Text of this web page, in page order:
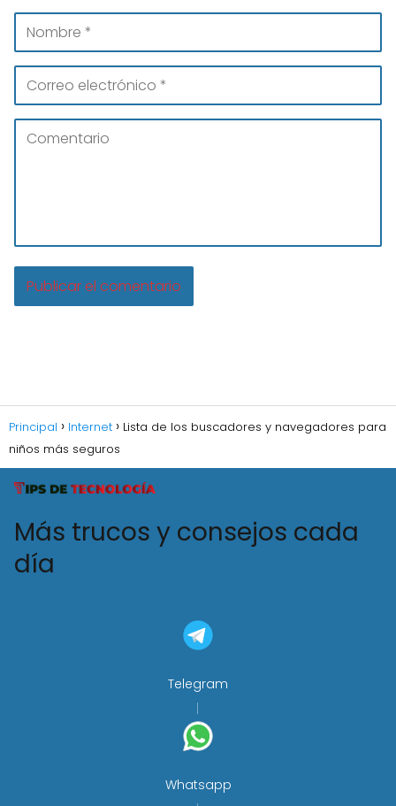
Principal Internet
Lista de los buscadores y navegadores para
niños más seguros
Más trucos y consejos cada
día
Telegram
Whatsapp